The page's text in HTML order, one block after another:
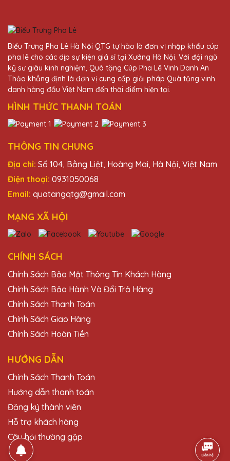
27/11/2025
Cảm ơn Quà Tặng Pha Lê QTG đã mang
đến những sản phẩm pha lê chất lượng cao.
Mọi người trong công ty đều rất hài lòng với
quà tặng này.
27/11/2025
Nhân viên của Quà Tặng Pha Lê QTG rất
nhiệt tình và hỗ trợ hết mình trong suốt quá
trình đặt hàng. Sản phẩm nhận được hoàn
27/11/2025
Mình đã đặt một số lượng lớn cúp pha lê
cho sự kiện cuối năm của công ty và tất cả
Tặng Pha Lê QTG!
27/11/2025
Lần đầu tiên mình đặt hàng tại Quà Tặng
Pha Lê QTG và rất ấn tượng với chất lượng
đặt thêm trong tương lai.
Hồ Văn Bình
Biểu Trưng Pha Lê Hà Nội QTG tự hào là đơn vị nhập khẩu cúp
pha lê cho các dịp sự kiện giá sỉ tại Xưởng Hà Nội. Với đội ngũ
kỹ sư giàu kinh nghiệm, Quà tặng Cúp Pha Lê Vinh Danh An
Thảo khẳng định là đơn vị cung cấp giải pháp Quà tặng vinh
danh hàng đầu Việt Nam đến thời điểm hiện tại.
HÌNH THỨC THANH TOÁN
THÔNG TIN CHUNG
Địa chỉ: Số 104, Bằng Liệt, Hoàng Mai, Hà Nội, Việt Nam
Điện thoại: 0931050068
Email: quatangqtg@gmail.com
MẠNG XÃ HỘI
CHÍNH SÁCH
Chính Sách Bảo Mật Thông Tin Khách Hàng
Chính Sách Bảo Hành Và Đổi Trả Hàng
Chính Sách Thanh Toán
Chính Sách Giao Hàng
Chính Sách Hoàn Tiền
HƯỚNG DẪN
Chính Sách Thanh Toán
Hướng dẫn thanh toán
Đăng ký thành viên
Hỗ trợ khách hàng
Câu hỏi thường gặp